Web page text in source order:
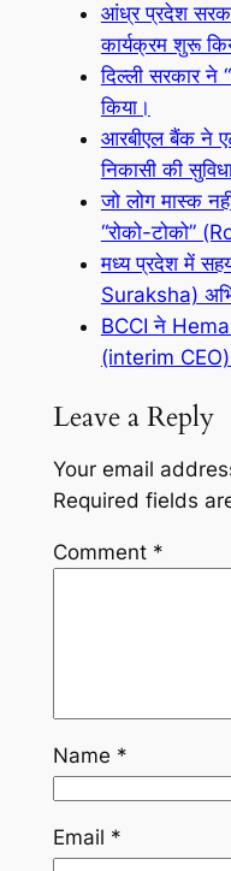
आंध्र प्रदेश
कार्यक्रम शुरू
दिल्ली सरकार
किया।
आरबीएल बैंक ने
निकासी की
जो लोग मास्क
“रोको-टोको”
मध्य प्रदेश में
Suraksha)
BCCI ने
(interim CEO)
Leave a Reply
Your email
Required fields
Comment *
Name *
Email *